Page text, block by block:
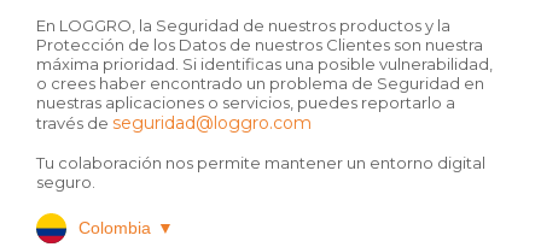
En LOGGRO, la Seguridad de nuestros productos y la
Protección de los Datos de nuestros Clientes son nuestra
máxima prioridad. Si identificas una posible vulnerabilidad,
o crees haber encontrado un problema de Seguridad en
nuestras aplicaciones o servicios, puedes reportarlo a
través de seguridad@loggro.com
Tu colaboración nos permite mantener un entorno digital
seguro.
Colombia ▼